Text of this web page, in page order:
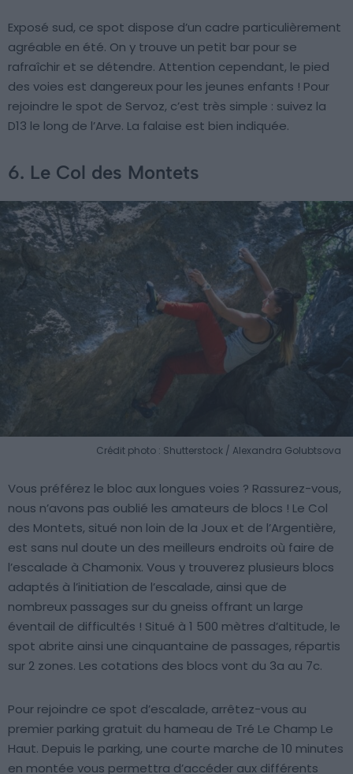
Exposé sud, ce spot dispose d’un cadre particulièrement
agréable en été. On y trouve un petit bar pour se
rafraîchir et se détendre. Attention cependant, le pied
des voies est dangereux pour les jeunes enfants ! Pour
rejoindre le spot de Servoz, c’est très simple : suivez la
D13 le long de l’Arve. La falaise est bien indiquée.
6. Le Col des Montets
Crédit photo : Shutterstock / Alexandra Golubtsova
Vous préférez le bloc aux longues voies ? Rassurez-vous,
nous n’avons pas oublié les amateurs de blocs ! Le Col
des Montets, situé non loin de la Joux et de l’Argentière,
est sans nul doute un des meilleurs endroits où faire de
l’escalade à Chamonix. Vous y trouverez plusieurs blocs
adaptés à l’initiation de l’escalade, ainsi que de
nombreux passages sur du gneiss offrant un large
éventail de difficultés ! Situé à 1 500 mètres d’altitude, le
spot abrite ainsi une cinquantaine de passages, répartis
sur 2 zones. Les cotations des blocs vont du 3a au 7c.
Pour rejoindre ce spot d’escalade, arrêtez-vous au
premier parking gratuit du hameau de Tré Le Champ Le
Haut. Depuis le parking, une courte marche de 10 minutes
en montée vous permettra d’accéder aux différents